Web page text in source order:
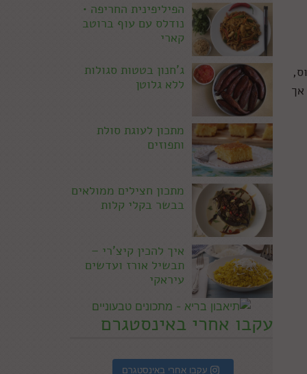
הפיליפינית החריפה •
נודלס עם עוף ברוטב
קארי
ג'חנון בטטות סגולות
ללא גלוטן
מתכון לעוגת סולת
ותפוזים
מתכון חצילים ממולאים
בבשר בקלי קלות
איך להכין קיצ'רי –
תבשיל אורז ועדשים
עיראקי
עקבו אחרי באינסטגרם
עקבו אחרי באינסטגרם